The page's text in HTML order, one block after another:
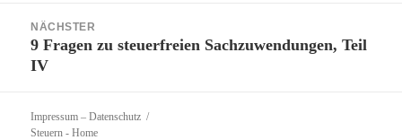
NÄCHSTER
Nächster
Beitrag:
9 Fragen zu steuerfreien Sachzuwendungen, Teil
IV
Impressum – Datenschutz
Steuern - Home